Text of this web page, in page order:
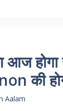
आज
की
Aalam